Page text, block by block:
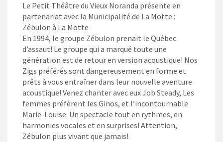
Le Petit Théâtre du Vieux Noranda présente en
partenariat avec la Municipalité de La Motte :
Zébulon à La Motte
En 1994, le groupe Zébulon prenait le Québec
d’assaut! Le groupe qui a marqué toute une
génération est de retour en version acoustique! Nos
Zigs préférés sont dangereusement en forme et
prêts à vous entraîner dans leur nouvelle aventure
acoustique! Venez chanter avec eux Job Steady, Les
femmes préfèrent les Ginos, et l’incontournable
Marie-Louise. Un spectacle tout en rythmes, en
harmonies vocales et en surprises! Attention,
Zébulon plus vivant que jamais!